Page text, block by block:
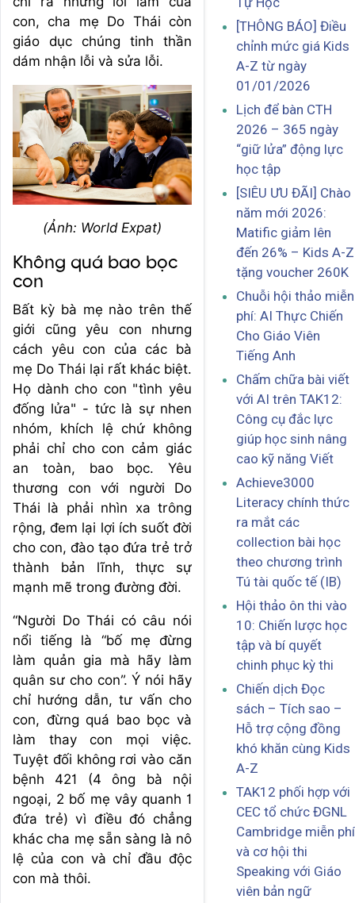
con, cha mẹ Do Thái còn
giáo dục chúng tinh thần
dám nhận lỗi và sửa lỗi.
(Ảnh: World Expat)
Không quá bao bọc
con
Bất kỳ bà mẹ nào trên thế
giới cũng yêu con nhưng
cách yêu con của các bà
mẹ Do Thái lại rất khác biệt.
Họ dành cho con "tình yêu
đống lửa" - tức là sự nhen
nhóm, khích lệ chứ không
phải chỉ cho con cảm giác
an toàn, bao bọc. Yêu
thương con với người Do
Thái là phải nhìn xa trông
rộng, đem lại lợi ích suốt đời
cho con, đào tạo đứa trẻ trở
thành bản lĩnh, thực sự
mạnh mẽ trong đường đời.
“Người Do Thái có câu nói
nổi tiếng là “bố mẹ đừng
làm quản gia mà hãy làm
quân sư cho con”. Ý nói hãy
chỉ hướng dẫn, tư vấn cho
con, đừng quá bao bọc và
làm thay con mọi việc.
Tuyệt đối không rơi vào căn
bệnh 421 (4 ông bà nội
ngoại, 2 bố mẹ vây quanh 1
đứa trẻ) vì điều đó chẳng
khác cha mẹ sẵn sàng là nô
lệ của con và chỉ đầu độc
con mà thôi.
[THÔNG BÁO] Điều
chỉnh mức giá Kids
A-Z từ ngày
01/01/2026
Lịch để bàn CTH
2026 – 365 ngày
“giữ lửa” động lực
học tập
[SIÊU ƯU ĐÃI] Chào
năm mới 2026:
Matific giảm lên
đến 26% – Kids A-Z
tặng voucher 260K
Chuỗi hội thảo miễn
phí: AI Thực Chiến
Cho Giáo Viên
Tiếng Anh
Chấm chữa bài viết
với AI trên TAK12:
Công cụ đắc lực
giúp học sinh nâng
cao kỹ năng Viết
Achieve3000
Literacy chính thức
ra mắt các
collection bài học
theo chương trình
Tú tài quốc tế (IB)
Hội thảo ôn thi vào
10: Chiến lược học
tập và bí quyết
chinh phục kỳ thi
Chiến dịch Đọc
sách – Tích sao –
Hỗ trợ cộng đồng
khó khăn cùng Kids
A-Z
TAK12 phối hợp với
CEC tổ chức ĐGNL
Cambridge miễn phí
và cơ hội thi
Speaking với Giáo
viên bản ngữ